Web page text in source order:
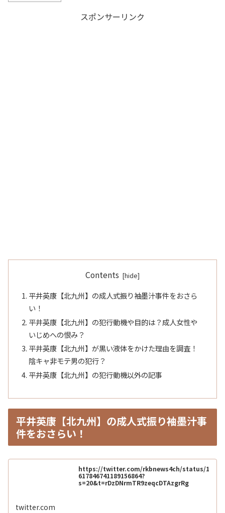
スポンサーリンク
Contents
平井英康【北九州】の成人式振り袖墨汁事件をおさら
い！
平井英康【北九州】の犯行動機や目的は？成人女性や
いじめへの恨み？
平井英康【北九州】が黒い液体をかけた理由を調査！
陰キャ非モテ男の犯行？
平井英康【北九州】の犯行動機以外の記事
平井英康【北九州】の成人式振り袖墨汁事
件をおさらい！
https://twitter.com/rkbnews4ch/status/1
617846741189156864?
s=20&t=rDzDNrmTR9zeqcDTAzgrRg
twitter.com